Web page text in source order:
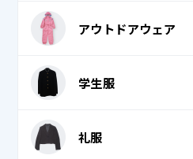
バスローブ
ブラウス
ベスト・ロングベスト
ジャージ
ダウンパンツ / スカート
デニム (ジーンズ)
サロペット・ジャンパースカート
ロンパース
ワンピース・チュニック
礼服 / 喪服
アウトドアウェア
ウェットスーツ
スキー手袋・スノボ手袋
学生服
学生服
礼服